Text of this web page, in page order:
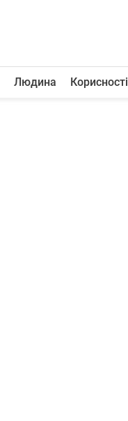
Людина Корисності